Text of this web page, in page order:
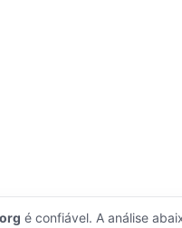
é confiável. A análise